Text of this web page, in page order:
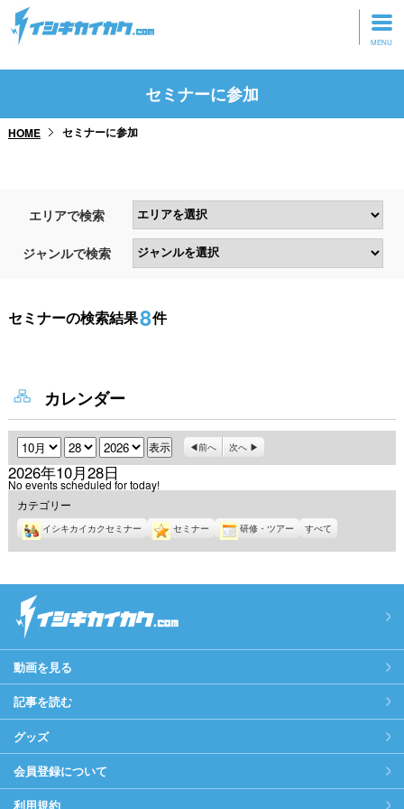
トップページ
研修・ツアーに参加
セミナーに参加
HOME セミナーに参加
エリアで検索
ジャンルで検索
セミナーの検索結果8件
カレンダー
月 日 年 前へ 次へ
2026年10月28日
No events scheduled for today!
カテゴリー
イシキカイカクセミナー セミナー 研修・ツアー すべて
動画を見る
記事を読む
グッズ
会員登録について